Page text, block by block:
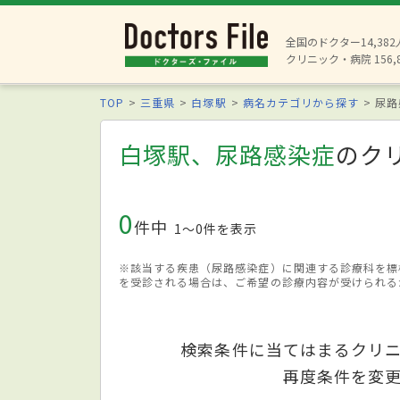
全国のドクター14,382
クリニック・病院
TOP 三重県 白塚駅 病名カテゴリから探す 尿
白塚駅、尿路感染症のク
0件中 1〜0件を表示
※該当する疾患（尿路感染症）に関連する診療科を
を受診される場合は、ご希望の診療内容が受けられ
検索条件に当てはまるクリ
再度条件を変